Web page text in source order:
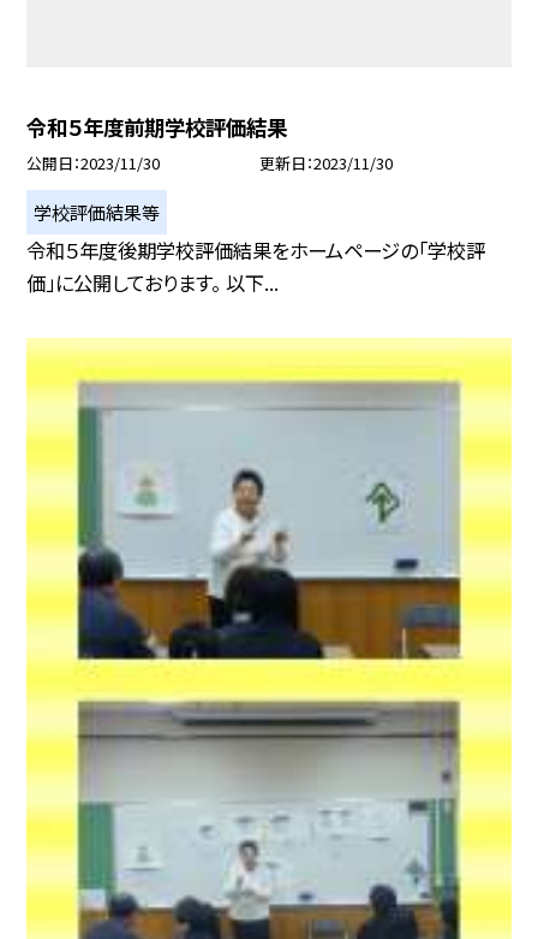
令和５年度前期学校評価結果
公開日 2023/11/30 更新日 2023/11/30
学校評価結果等
令和５年度後期学校評価結果をホームページの「学校評
価」に公開しております。 以下...